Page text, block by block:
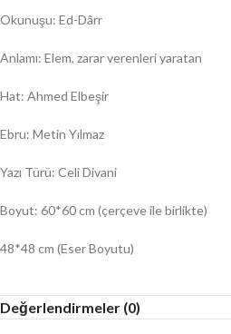
Okunuşu: Ed-Dârr
Anlamı: Elem, zarar verenleri yaratan
Hat: Ahmed Elbeşir
Ebru: Metin Yılmaz
Yazı Türü: Celi Divani
Boyut: 60*60 cm (çerçeve ile birlikte)
48*48 cm (Eser Boyutu)
Değerlendirmeler (0)